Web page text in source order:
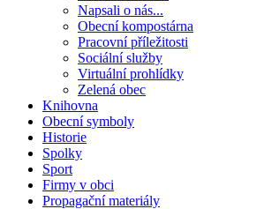
Napsali o nás...
Obecní kompostárna
Pracovní příležitosti
Sociální služby
Virtuální prohlídky
Zelená obec
Knihovna
Obecní symboly
Historie
Spolky
Sport
Firmy v obci
Propagační materiály